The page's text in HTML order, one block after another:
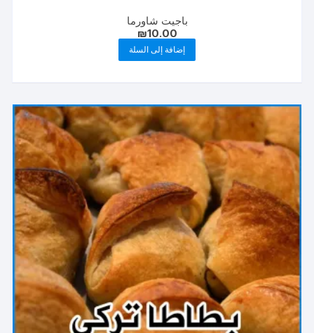
باجيت شاورما
₪10.00
إضافة إلى السلة